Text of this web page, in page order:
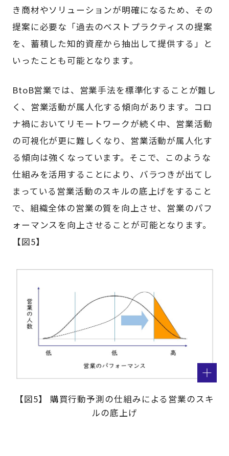
き商材やソリューションが明確になるため、その
提案に必要な「過去のベストプラクティスの提案
を、蓄積した知的資産から抽出して提供する」と
いったことも可能となります。
BtoB営業では、営業手法を標準化することが難し
く、営業活動が属人化する傾向があります。コロ
ナ禍においてリモートワークが続く中、営業活動
の可視化が更に難しくなり、営業活動が属人化す
る傾向は強くなっています。そこで、このような
仕組みを活用することにより、バラつきが出てし
まっている営業活動のスキルの底上げをすること
で、組織全体の営業の質を向上させ、営業のパフ
ォーマンスを向上させることが可能となります。
【図5】
【図5】 購買行動予測の仕組みによる営業のスキ
ルの底上げ